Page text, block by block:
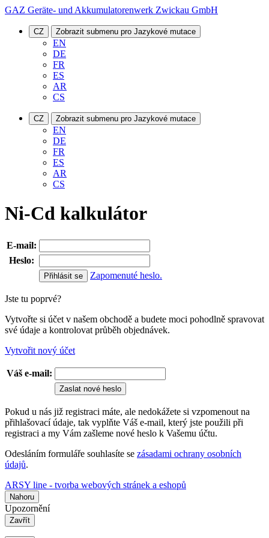
GAZ Geräte- und Akkumulatorenwerk Zwickau GmbH
CZ Zobrazit submenu pro Jazykové mutace
EN
DE
FR
ES
AR
CS
CZ Zobrazit submenu pro Jazykové mutace
EN
DE
FR
ES
AR
CS
Ni-Cd kalkulátor
E-mail:
Heslo:
Zapomenuté heslo.
Jste tu poprvé?
Vytvořte si účet v našem obchodě a budete moci pohodlně spravovat
své údaje a kontrolovat průběh objednávek.
Vytvořit nový účet
Váš e-mail:
Zaslat nové heslo
Pokud u nás již registraci máte, ale nedokážete si vzpomenout na
přihlašovací údaje, tak vyplňte Váš e-mail, který jste použili při
registraci a my Vám zašleme nové heslo k Vašemu účtu.
Odesláním formuláře souhlasíte se zásadami ochrany osobních
údajů.
ARSY line - tvorba webových stránek a eshopů
Nahoru
Upozornění
Zavřít